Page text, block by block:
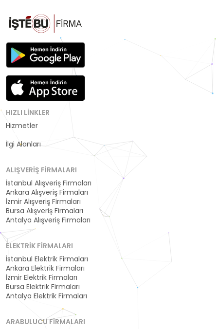
HIZLI LINKLER
Hizmetler
İlgi Alanları
ALIŞVERIŞ FIRMALARI
İstanbul Alışveriş Firmaları
Ankara Alışveriş Firmaları
İzmir Alışveriş Firmaları
Bursa Alışveriş Firmaları
Antalya Alışveriş Firmaları
ELEKTRIK FIRMALARI
İstanbul Elektrik Firmaları
Ankara Elektrik Firmaları
İzmir Elektrik Firmaları
Bursa Elektrik Firmaları
Antalya Elektrik Firmaları
ARABULUCU FIRMALARI